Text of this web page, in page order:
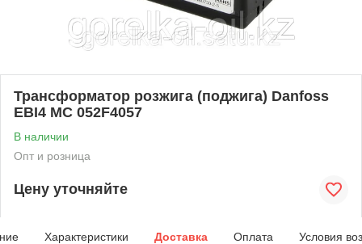
Трансформатор розжига (поджига) Danfoss
EBI4 MC 052F4057
В наличии
Опт и розница
Цену уточняйте
Характеристики Доставка Оплата Условия